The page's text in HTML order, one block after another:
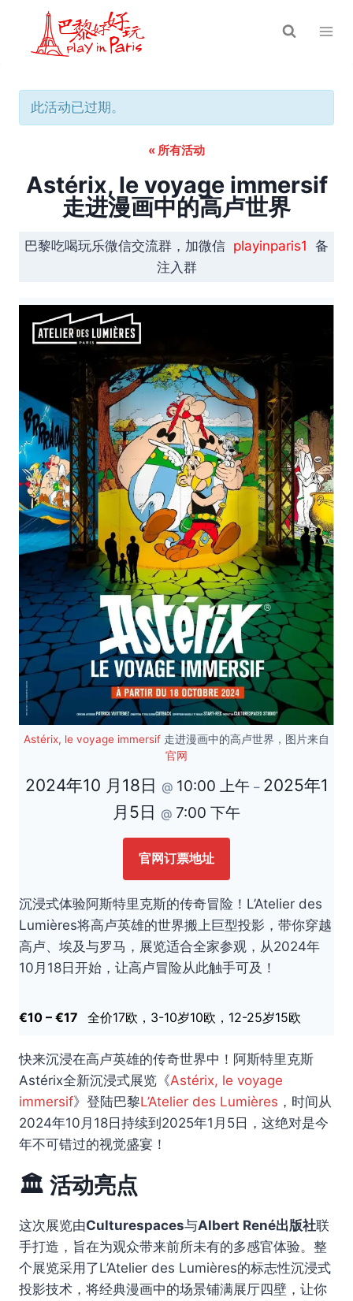
此活动已过期。
« 所有活动
Astérix, le voyage immersif
走进漫画中的高卢世界
巴黎吃喝玩乐微信交流群，加微信 playinparis1 备
注入群
Astérix, le voyage immersif 走进漫画中的高卢世界，图片来自
官网
2024年10 月18日 @ 10:00 上午 – 2025年1
月5日 @ 7:00 下午
官网订票地址
沉浸式体验阿斯特里克斯的传奇冒险！L’Atelier des
Lumières将高卢英雄的世界搬上巨型投影，带你穿越
高卢、埃及与罗马，展览适合全家参观，从2024年
10月18日开始，让高卢冒险从此触手可及！
€10 – €17 全价17欧，3-10岁10欧，12-25岁15欧
快来沉浸在高卢英雄的传奇世界中！阿斯特里克斯
Astérix全新沉浸式展览《Astérix, le voyage
immersif》登陆巴黎L’Atelier des Lumières ，时间从
2024年10月18日持续到2025年1月5日，这绝对是今
年不可错过的视觉盛宴！
🏛️ 活动亮点
这次展览由Culturespaces与Albert René出版社联
手打造，旨在为观众带来前所未有的多感官体验。整
个展览采用了L’Atelier des Lumières的标志性沉浸式
投影技术，将经典漫画中的场景铺满展厅四壁，让你